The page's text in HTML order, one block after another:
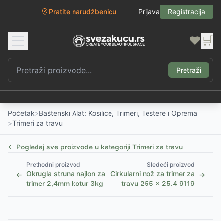
Pratite narudžbenicu Prijava Registracija
❤️ 🛒
Pretraži
Početak>Baštenski Alat: Kosilice, Trimeri, Testere i Oprema
>Trimeri za travu
← Pogledaj sve proizvode u kategoriji Trimeri za travu
←
Prethodni proizvod
Okrugla struna najlon za
trimer 2,4mm kotur 3kg
Sledeći proizvod
Cirkularni nož za trimer za
travu 255 x 25.4 9119
→